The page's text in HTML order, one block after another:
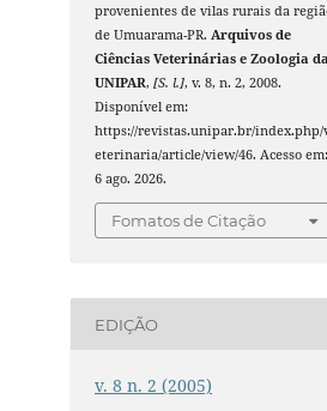
provenientes de vilas rurais da
de Umuarama-PR.Arquivos de
Ciências Veterinárias e Zoologia
UNIPAR,[S. l.], v. 8, n. 2, 2008.
Disponível em:
https://revistas.unipar.br/index.php/
eterinaria/article/view/46. Acesso em:
6 ago. 2026.
Fomatos de Citação
EDIÇÃO
v. 8 n. 2 (2005)